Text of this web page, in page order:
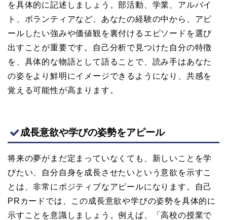
を具体的に記述しましょう。部活動、学業、アルバイ
ト、ボランティアなど、あなたの経験の中から、アピ
ールしたい強みや価値観を裏付けるエピソードを選び
出すことが重要です。自己分析で見つけた自分の特徴
を、具体的な物語として語ることで、読み手はあなた
の姿をより鮮明にイメージできるようになり、共感を
覚える可能性が高まります。
成長意欲や学びの姿勢をアピール
将来の夢がまだ定まっていなくても、新しいことを学
びたい、自分自身を成長させたいという意欲を示すこ
とは、非常にポジティブなアピールになります。自己
PRカードでは、この成長意欲や学びの姿勢を具体的に
示すことを意識しましょう。例えば、「高校の授業で